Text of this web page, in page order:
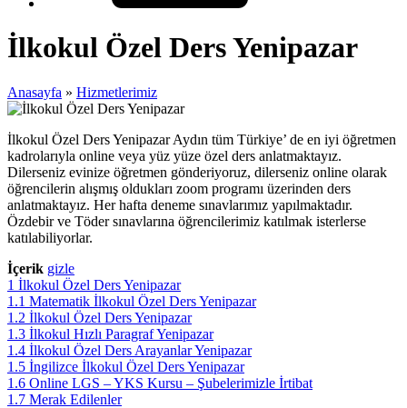
İlkokul Özel Ders Yenipazar
Anasayfa » Hizmetlerimiz
İlkokul Özel Ders Yenipazar Aydın tüm Türkiye’ de en iyi öğretmen
kadrolarıyla online veya yüz yüze özel ders anlatmaktayız.
Dilerseniz evinize öğretmen gönderiyoruz, dilerseniz online olarak
öğrencilerin alışmış oldukları zoom programı üzerinden ders
anlatmaktayız. Her hafta deneme sınavlarımız yapılmaktadır.
Özdebir ve Töder sınavlarına öğrencilerimiz katılmak isterlerse
katılabiliyorlar.
İçerik gizle
1 İlkokul Özel Ders Yenipazar
1.1 Matematik İlkokul Özel Ders Yenipazar
1.2 İlkokul Özel Ders Yenipazar
1.3 İlkokul Hızlı Paragraf Yenipazar
1.4 İlkokul Özel Ders Arayanlar Yenipazar
1.5 İngilizce İlkokul Özel Ders Yenipazar
1.6 Online LGS – YKS Kursu – Şubelerimizle İrtibat
1.7 Merak Edilenler